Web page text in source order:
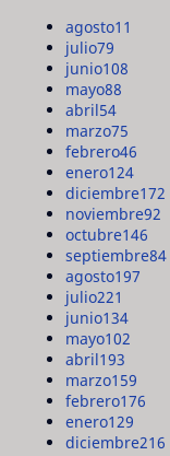
agosto11
julio79
junio108
mayo88
abril54
marzo75
febrero46
enero124
diciembre172
noviembre92
octubre146
septiembre84
agosto197
julio221
junio134
mayo102
abril193
marzo159
febrero176
enero129
diciembre216